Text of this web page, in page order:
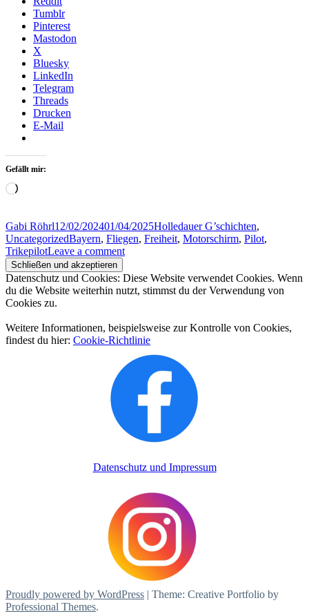
Tumblr
Pinterest
Mastodon
X
Bluesky
LinkedIn
Telegram
Threads
Drucken
E-Mail
Gefällt mir:
Wird
Author
Gabi RöhrlPosted
on
12/02/202401/04/2025Categories
Holledauer G’schichten,
UncategorizedTags
Bayern, Fliegen, Freiheit, Motorschirm, Pilot,
TrikepilotLeave a comment
Datenschutz und Cookies: Diese Website verwendet Cookies. Wenn
du die Website weiterhin nutzt, stimmst du der Verwendung von
Cookies zu.
Weitere Informationen, beispielsweise zur Kontrolle von Cookies,
findest du hier: Cookie-Richtlinie
Datenschutz und Impressum
Proudly powered by WordPress | Theme: Creative Portfolio by
Professional Themes.